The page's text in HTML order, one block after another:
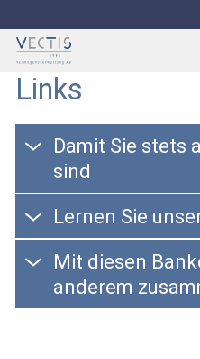
Home
Dienstleistungen
Über uns
Kontakt
Links
News
Links
Damit Sie stets
sind
Lernen Sie
Mit diesen
anderem